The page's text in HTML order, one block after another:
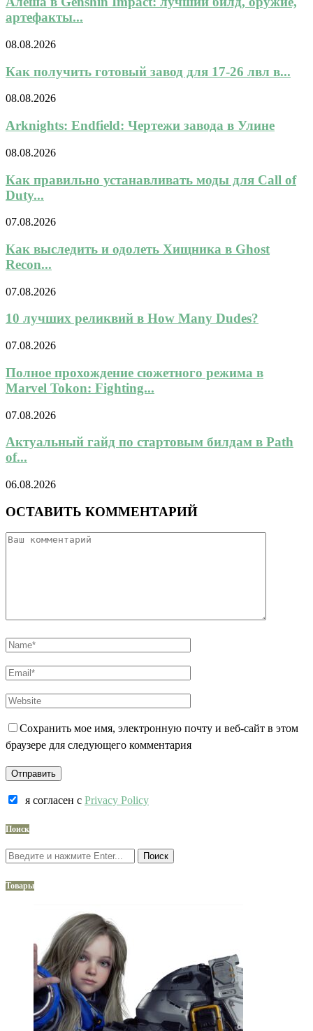
артефакты...
08.08.2026
Как получить готовый завод для 17-26 лвл в...
08.08.2026
Arknights: Endfield: Чертежи завода в Улине
08.08.2026
Как правильно устанавливать моды для Call of
Duty...
07.08.2026
Как выследить и одолеть Хищника в Ghost
Recon...
07.08.2026
10 лучших реликвий в How Many Dudes?
07.08.2026
Полное прохождение сюжетного режима в
Marvel Tokon: Fighting...
07.08.2026
Актуальный гайд по стартовым билдам в Path
of...
06.08.2026
ОСТАВИТЬ КОММЕНТАРИЙ
Сохранить мое имя, электронную почту и веб-сайт в этом
браузере для следующего комментария
я согласен c Privacy Policy
Поиск
Поиск
Товары